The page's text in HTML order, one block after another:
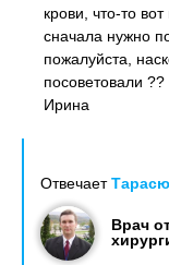
крови, что-то
сначала нужно
пожалуйста,
посоветовали
Ирина
Отвечает
Врач